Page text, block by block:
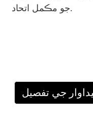
جو مڪمل اتحاد.
جي تفصيل